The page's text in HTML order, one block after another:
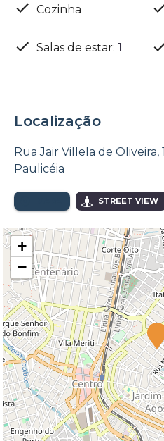
Cozinha
Salas de estar: 1
Localização
Rua Jair Villela de
Paulicéia
STREET VIEW
+
−